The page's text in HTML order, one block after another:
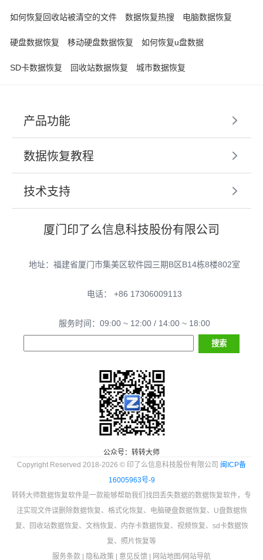
如何恢复回收站被清空的文件 数据恢复热搜 电脑数据恢复
硬盘数据恢复 移动硬盘数据恢复 如何恢复u盘数据
SD卡数据恢复 回收站数据恢复 城市数据恢复
产品功能
数据恢复教程
技术支持
厦门印了么信息科技股份有限公司
地址：福建省厦门市集美区软件园三期B区B14栋8楼802室
电话： +86 17306009113
服务时间：09:00 ~ 12:00 / 14:00 ~ 18:00
公众号：转转大师
Copyright Reserved 2018-2026 © 印了么信息科技股份有限公司 闽ICP备
16005963号-9
转转大师数据恢复软件是一款能够帮助我们找回丢失数据的数据恢复软件，专
注实现文件误删除数据恢复、格式化恢复、电脑硬盘数据恢复、U盘数据恢
复、回收站数据恢复、文档恢复、内存卡数据恢复、视频恢复、sd卡数据恢
复、照片恢复等
服务条款 | 隐私政策 | 意见反馈 | 网站地图/网站导航